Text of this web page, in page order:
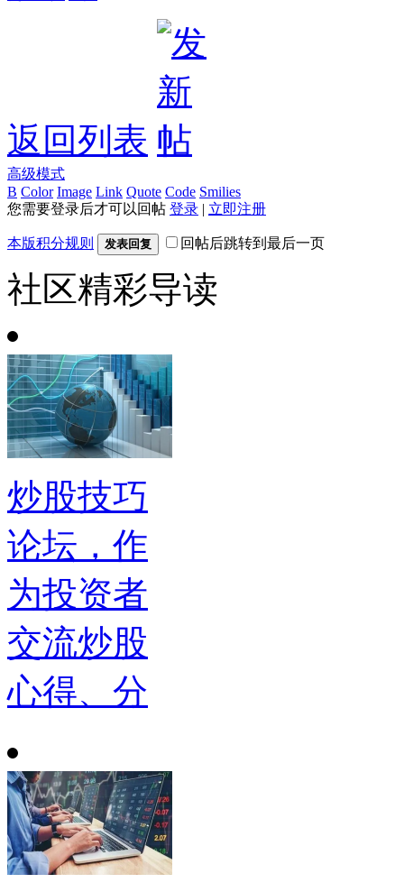
返回列表
高级模式
B Color Image Link Quote Code Smilies
您需要登录后才可以回帖 登录 | 立即注册
本版积分规则 发表回复 回帖后跳转到最后一页
社区精彩导读
炒股技巧
论坛，作
为投资者
交流炒股
心得、分